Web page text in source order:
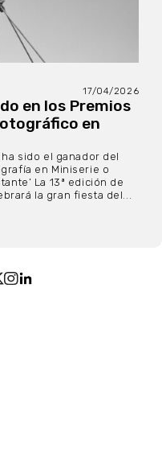
17/04/2026
en los Premios
en
ha sido el ganador del
en Miniserie o
La 13ª edición de
la gran fiesta del...